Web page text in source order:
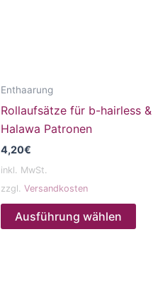
Enthaarung
Rollaufsätze für b-hairless &
Halawa Patronen
4,20€
inkl. MwSt.
zzgl.Versandkosten
Ausführung wählen